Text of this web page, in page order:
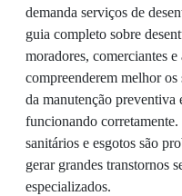
demanda serviços de
guia completo sobre
moradores, comerciantes
compreenderem melhor
da manutenção
funcionando
sanitários e esgotos são
gerar grandes transtornos
especializados.